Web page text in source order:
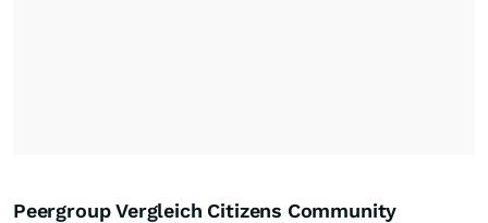
Peergroup Vergleich Citizens Community